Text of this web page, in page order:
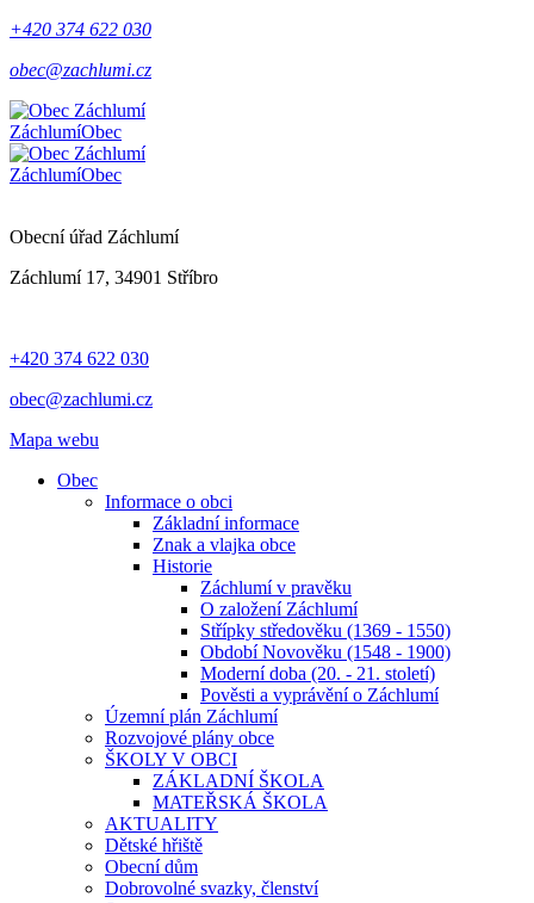
+420 374 622 030
obec@zachlumi.cz
ZáchlumíObec
ZáchlumíObec
Obecní úřad Záchlumí
Záchlumí 17, 34901 Stříbro
+420 374 622 030
obec@zachlumi.cz
Mapa webu
Obec
Informace o obci
Základní informace
Znak a vlajka obce
Historie
Záchlumí v pravěku
O založení Záchlumí
Střípky středověku (1369 - 1550)
Období Novověku (1548 - 1900)
Moderní doba (20. - 21. století)
Pověsti a vyprávění o Záchlumí
Územní plán Záchlumí
Rozvojové plány obce
ŠKOLY V OBCI
ZÁKLADNÍ ŠKOLA
MATEŘSKÁ ŠKOLA
AKTUALITY
Dětské hřiště
Obecní dům
Dobrovolné svazky, členství